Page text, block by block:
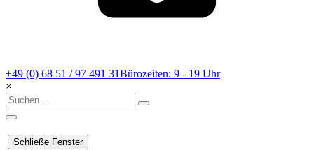
+49 (0) 68 51 / 97 491 31Bürozeiten: 9 - 19 Uhr
×